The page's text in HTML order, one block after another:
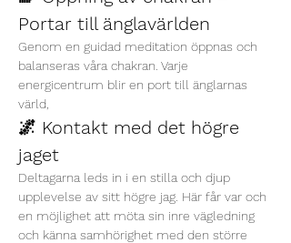
Portar till änglavärlden
Genom en guidad meditation öppnas och
balanseras våra chakran. Varje
energicentrum blir en port till änglarnas
värld,
🌌 Kontakt med det högre
jaget
Deltagarna leds in i en stilla och djup
upplevelse av sitt högre jag. Här får var och
en möjlighet att möta sin inre vägledning
och känna samhörighet med den större